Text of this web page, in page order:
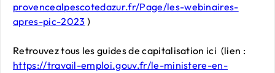
provencealpescotedazur.fr/Page/les-webinaires-
apres-pic-2023 )
Retrouvez tous les guides de capitalisation ici (lien :
https://travail-emploi.gouv.fr/le-ministere-en-